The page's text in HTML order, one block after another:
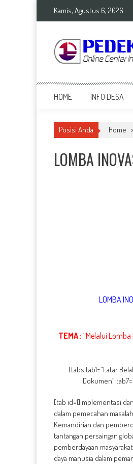
Kamis, Agustus 6, 2026
Top Info
HOME INFO DESA
Posisi Anda Home >
LOMBA
LOMBA
TEMA : “Melalui
[tabs tab1=”Latar
Dokumen”
[tab id=1]Implementasi
dalam pemecahan
Kemandirian dan
tantangan persaingan
pemberdayaan
daya manusia dalam